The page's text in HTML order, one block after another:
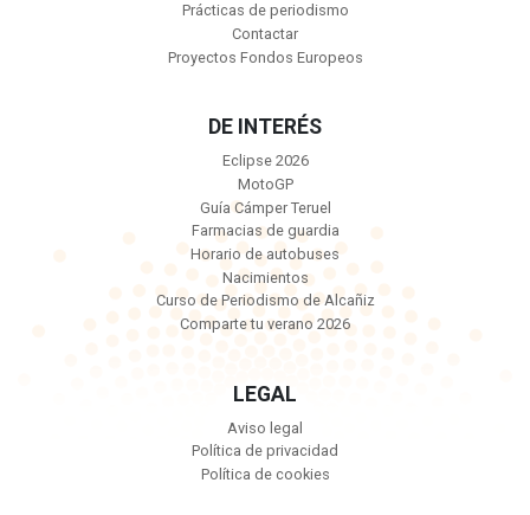
Prácticas de periodismo
Contactar
Proyectos Fondos Europeos
DE INTERÉS
Eclipse 2026
MotoGP
Guía Cámper Teruel
Farmacias de guardia
Horario de autobuses
Nacimientos
Curso de Periodismo de Alcañiz
Comparte tu verano 2026
LEGAL
Aviso legal
Política de privacidad
Política de cookies